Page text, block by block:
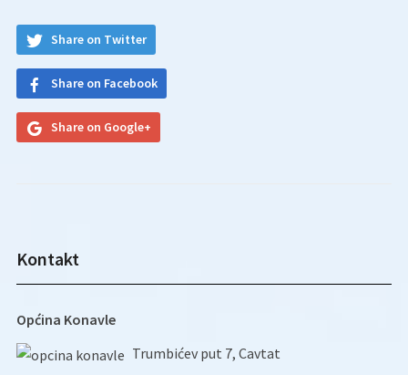
Share on Twitter
Share on Facebook
Share on Google+
Kontakt
Općina Konavle
Trumbićev put 7, Cavtat